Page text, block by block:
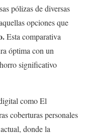
pólizas de diversas
opciones que
Esta comparativa
óptima con un
significativo
como El
coberturas personales
donde la